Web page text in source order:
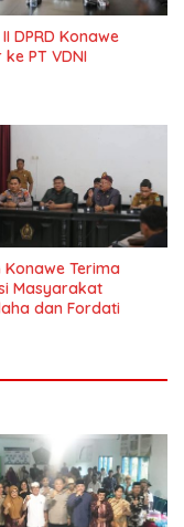
DPRD Konawe
PT VDNI
Konawe Terima
Masyarakat
dan Fordati